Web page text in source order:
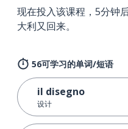
现在投入该课程，5分钟
大利又回来。
56可学习的单词/短语
il disegno
设计